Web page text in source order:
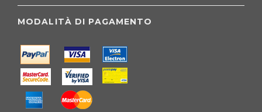
MODALITÀ DI PAGAMENTO